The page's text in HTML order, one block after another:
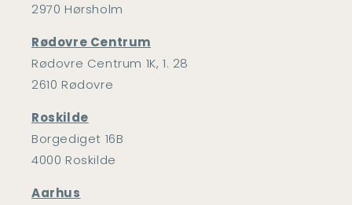
2970 Hørsholm
Rødovre Centrum
Rødovre Centrum 1K, 1. 28
2610 Rødovre
Roskilde
Borgediget 16B
4000 Roskilde
Aarhus